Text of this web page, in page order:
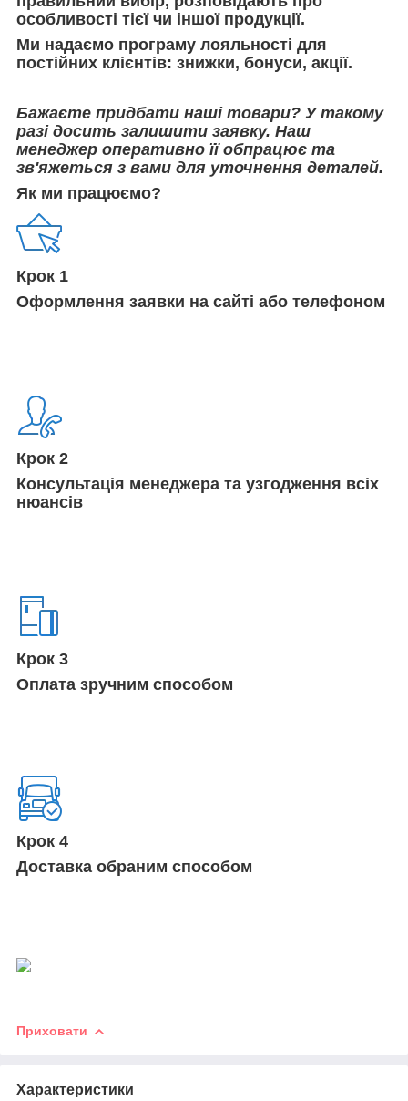
особливості тієї чи іншої продукції.
Ми надаємо програму лояльності для
постійних клієнтів: знижки, бонуси, акції.
Бажаєте придбати наші товари? У такому
разі досить залишити заявку. Наш
менеджер оперативно її обпрацює та
зв'яжеться з вами для уточнення деталей.
Як ми працюємо?
Крок 1
Оформлення заявки на сайті або телефоном
Крок 2
Консультація менеджера та узгодження всіх
нюансів
Крок 3
Оплата зручним способом
Крок 4
Доставка обраним способом
Приховати
Характеристики